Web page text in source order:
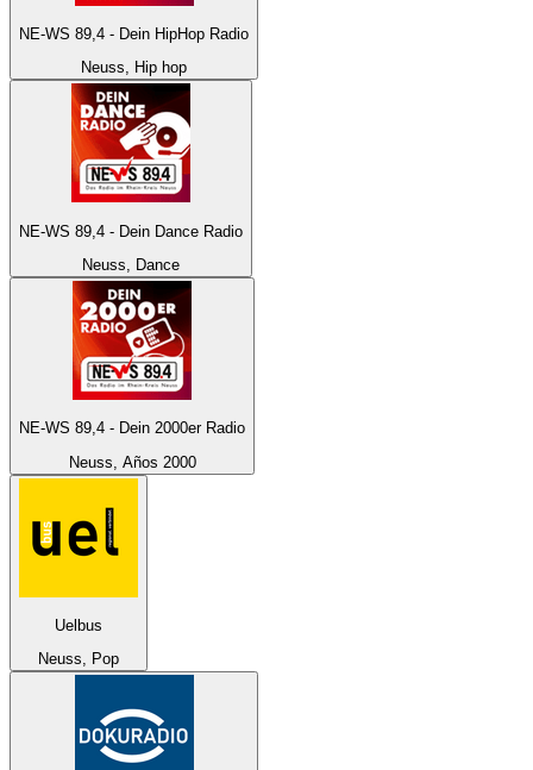
NE-WS 89,4 - Dein HipHop Radio
Neuss, Hip hop
NE-WS 89,4 - Dein Dance Radio
Neuss, Dance
NE-WS 89,4 - Dein 2000er Radio
Neuss, Años 2000
Uelbus
Neuss, Pop